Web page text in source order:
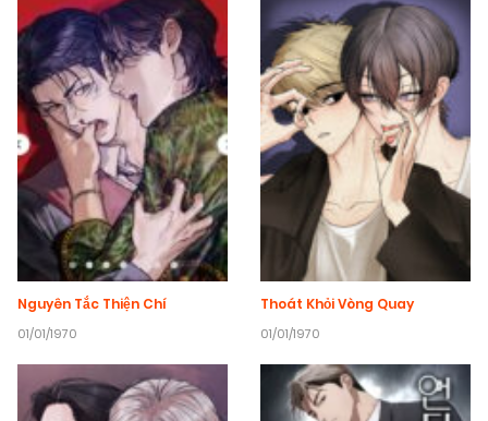
Nguyên Tắc Thiện Chí
01/01/1970
Thoát Khỏi Vòng Quay
01/01/1970